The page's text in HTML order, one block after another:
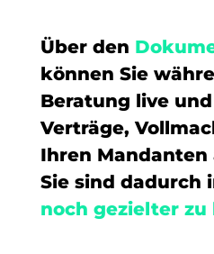
Über den
können Sie
Beratung live
Verträge,
Ihren Mandanten
Sie sind dadurch
noch gezielter zu